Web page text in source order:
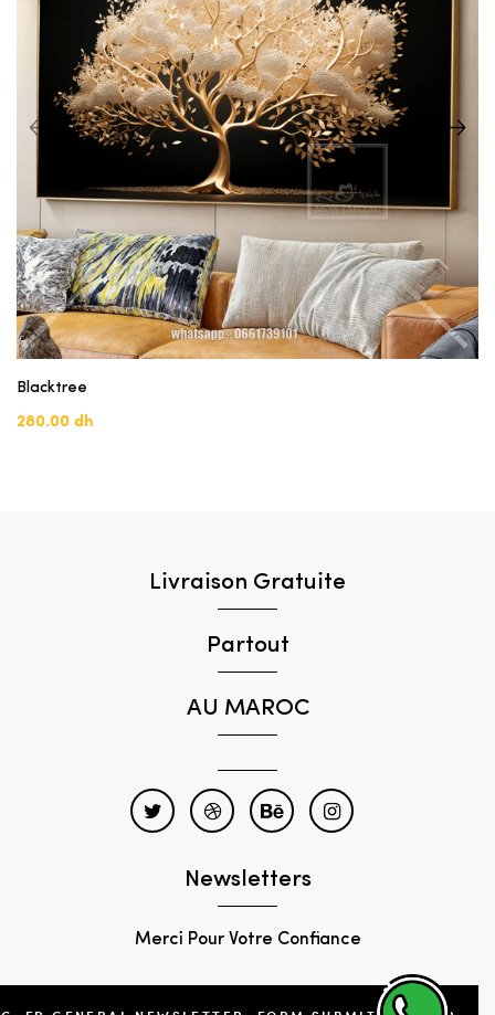
Blacktree
280.00 dh
Livraison Gratuite
Partout
AU MAROC
Newsletters
Merci Pour Votre Confiance